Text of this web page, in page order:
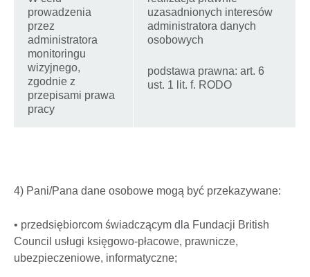
prowadzenia
przez
administratora
monitoringu
wizyjnego,
zgodnie z
przepisami prawa
pracy
uzasadnionych interesów
administratora danych
osobowych
podstawa prawna: art. 6
ust. 1 lit. f. RODO
4) Pani/Pana dane osobowe mogą być przekazywane:
• przedsiębiorcom świadczącym dla Fundacji British
Council usługi księgowo-płacowe, prawnicze,
ubezpieczeniowe, informatyczne;